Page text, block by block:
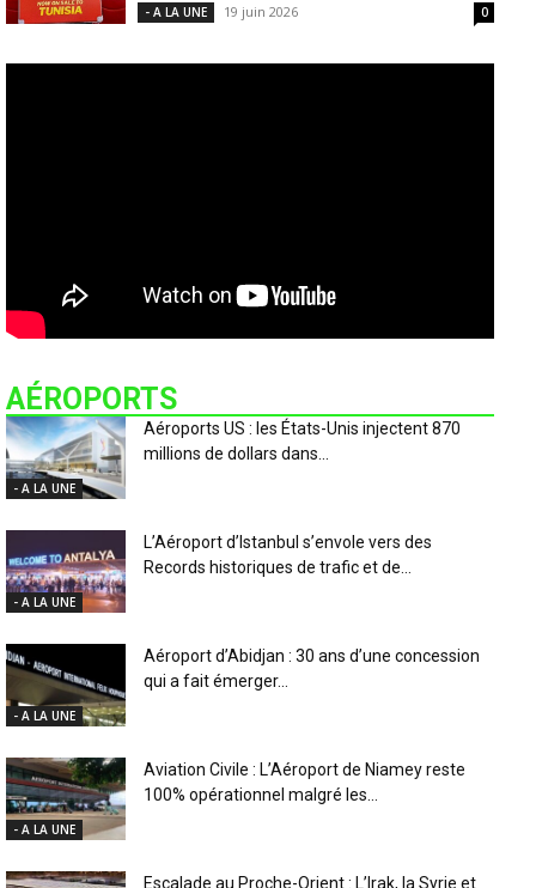
- A LA UNE 19 juin 2026 0
AÉROPORTS
- A LA UNE
Aéroports US : les États-Unis injectent 870
millions de dollars dans...
- A LA UNE
L’Aéroport d’Istanbul s’envole vers des
Records historiques de trafic et de...
- A LA UNE
Aéroport d’Abidjan : 30 ans d’une concession
qui a fait émerger...
- A LA UNE
Aviation Civile : L’Aéroport de Niamey reste
100% opérationnel malgré les...
Escalade au Proche-Orient : L’Irak, la Syrie et